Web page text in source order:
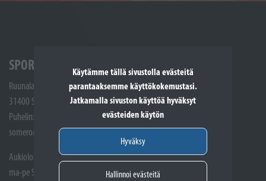
Käytämme tällä sivustolla evästeitä
parantaaksemme käyttökokemustasi.
Jatkamalla sivuston käyttöä hyväksyt
evästeiden käytön
Hyväksy
Hallinnoi evästeitä
SPORTTIKONE SOMERO
Ruunalantie 5
31400 Somero
Puhelin: (02) 748 9300
somero@sporttikone.fi
Aukioloajat
ma-pe 9.00 - 17.00